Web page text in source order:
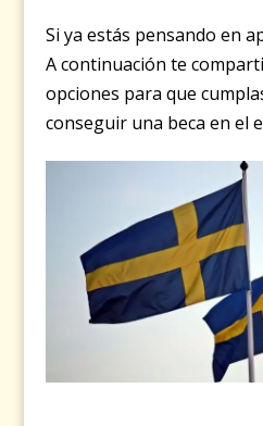
Si ya estás pensando en
A continuación te
opciones para que
conseguir una beca en el